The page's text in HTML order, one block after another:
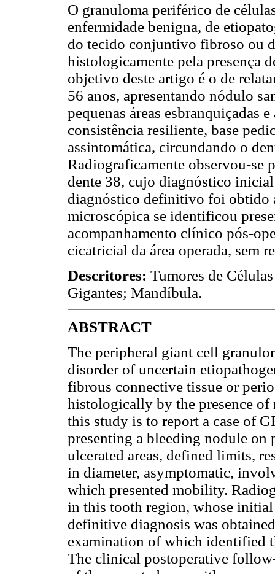
O granuloma periférico de
enfermidade benigna, de
do tecido conjuntivo fibroso ou
histologicamente pela presença
objetivo deste artigo é o de
56 anos, apresentando nódulo
pequenas áreas esbranquiçadas
consistência resiliente, base
assintomática, circundando o
Radiograficamente observou-se
dente 38, cujo diagnóstico
diagnóstico definitivo foi obtido
microscópica se identificou
acompanhamento clínico pós-
cicatricial da área operada, sem
Descritores: Tumores de
Gigantes; Mandíbula.
ABSTRACT
The peripheral giant cell
disorder of uncertain
fibrous connective tissue or
histologically by the presence
this study is to report a case of
presenting a bleeding nodule
ulcerated areas, defined limits,
in diameter, asymptomatic,
which presented mobility.
in this tooth region, whose
definitive diagnosis was
examination of which identified
The clinical postoperative